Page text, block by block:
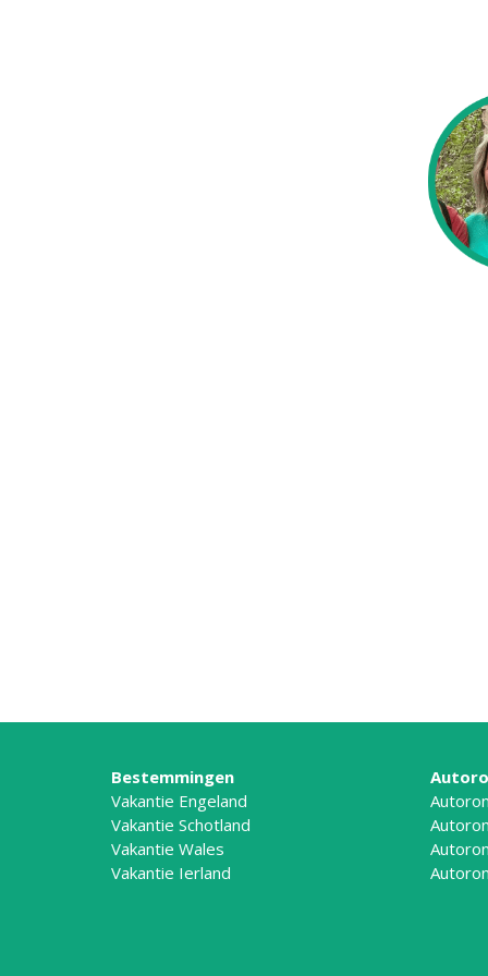
Bestemmingen
Vakantie Engeland
Vakantie Schotland
Vakantie Wales
Vakantie Ierland